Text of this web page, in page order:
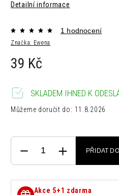
Detailní informace
Značka: Ewena
1 hodnocení
39 Kč
SKLADEM IHNED K
Můžeme doručit do: 11.8.2026
PŘIDAT
Akce 5+1 zdarma